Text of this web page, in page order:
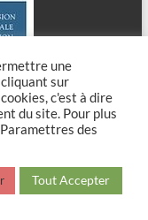
. All rights reserved. Theme
WordPress.
une
sur
c'est à dire
du site. Pour plus
des
Tout Accepter